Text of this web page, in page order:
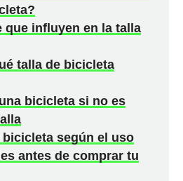
que influyen en la talla
talla de bicicleta
bicicleta si no es
según el uso
antes de comprar tu